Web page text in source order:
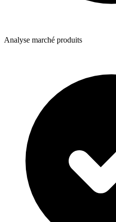
Analyse marché produits